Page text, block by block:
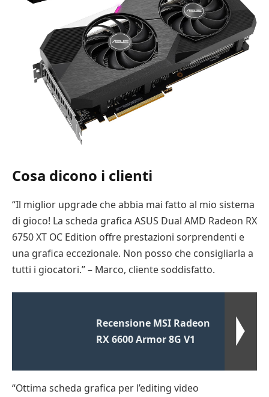
Cosa dicono i clienti
“Il miglior upgrade che abbia mai fatto al mio sistema
di gioco! La scheda grafica ASUS Dual AMD Radeon RX
6750 XT OC Edition offre prestazioni sorprendenti e
una grafica eccezionale. Non posso che consigliarla a
tutti i giocatori.” – Marco, cliente soddisfatto.
Recensione MSI Radeon
RX 6600 Armor 8G V1
“Ottima scheda grafica per l’editing video